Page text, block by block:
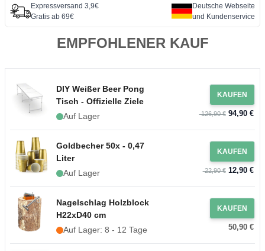
Expressversand 3,9€
Gratis ab 69€
Deutsche Webseite
und Kundenservice
EMPFOHLENER KAUF
DIY Weißer Beer Pong
Tisch - Offizielle Ziele
Auf Lager
KAUFEN
126,90 €94,90 €
Goldbecher 50x - 0,47
Liter
Auf Lager
KAUFEN
22,90 €12,90 €
Nagelschlag Holzblock
H22xD40 cm
Auf Lager: 8 - 12 Tage
KAUFEN
50,90 €